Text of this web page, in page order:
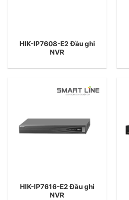
HIK-IP7608-E2 Đầu ghi
NVR
HIK-IP7616-E2 Đầu ghi
NVR